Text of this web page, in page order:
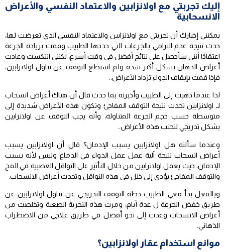
إليك تجربتي مع اولانزابين والاعتماد النفسي والأعراض
الانسحابية
يمكنني إخبارك أن تجربتي مع اولانزابين والاعتماد النفسي الذي تعرضت لها،
حدث نتيجة عدم التزامي بالجرعات التي حددها الطبيب وقمت بزيادة الجرعة
اعتقادًا أنني سأحصل على نتائج أفضل في وقت أسرع، لكنني انتكست وعادت
أعراض الذهان بشكل أكثر شدة ولم استطع التوقف عن تناول اولانزابين،
فإذا قمت بإيقاف الدواء تزداد الأعراض..
لذا عندما ذهبت إلى الطبيب وأخبرته بما حدث قال أن هناك أعراض انسحاب
لـ اولانزابين تحدث نتيجة التوقف المفاجئ وتكون هذه الأعراض شديدة إلى
متوسطة حسب حجم الجرعة المتناولة، وأنه يجب التوقف عن اولانزابين
بشكل تدريجي لتجنب هذه الأعراض..
وعندما سألته هل اولانزابين يسبب الإدمان؟ قال أن اولانزابين يسبب
أعراض انسحاب نتيجة آلية عمل عمل الدواء في الدماغ وليس لأنه يسبب
الإدمان، حيث يعمل اولانزابين من خلال التأثير على النواقل العصبية في المخ
والتوقف المفاجئ يؤدي إلى خلل في هذه النواقل وتحدث أعراض الانسحاب.
وبالفعل بدأ معي الطبيب خطة التوقف التدريجي عن تناول اولانزابين عن
طريق خفض الجرعة ل عدة أيام، ومرت هذه التجربة الصعبة وتخلصت من
أعراض الانسحاب وعدت إلى نحو أفضل في طريق علاجي من الاضطراب
الذهاني.
موانع استخدام عقار اولانزابين؟